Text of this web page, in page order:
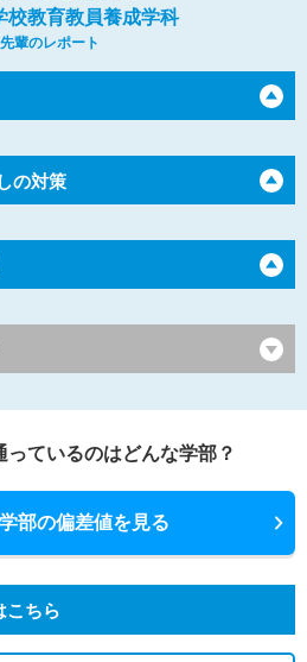
校教育教員養成学科
先輩のレポート
の対策
っているのはどんな学部？
部の偏差値を見る
こちら